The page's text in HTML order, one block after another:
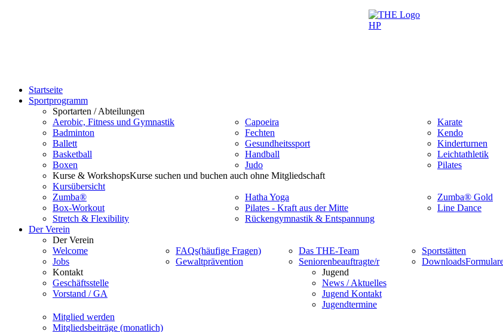
Startseite
Sportprogramm
Sportarten / Abteilungen
Aerobic, Fitness und Gymnastik
Badminton
Ballett
Basketball
Boxen
Capoeira
Fechten
Gesundheitssport
Handball
Judo
Karate
Kendo
Kinderturnen
Leichtathletik
Pilates
Kurse & WorkshopsKurse suchen und buchen auch ohne Mitgliedschaft
Kursübersicht
Zumba®
Box-Workout
Stretch & Flexibility
Hatha Yoga
Pilates - Kraft aus der Mitte
Rückengymnastik & Entspannung
Zumba® Gold
Line Dance
Der Verein
Der Verein
Welcome
FAQs(häufige Fragen) Das THE-Team Sportstätten
Jobs
Gewaltprävention Seniorenbeauftragte/r Downloads
Kontakt
Geschäftsstelle
Vorstand / GA
Jugend
News / Aktuelles
Jugend Kontakt
Jugendtermine
Mitglied werden
Mitgliedsbeiträge (monatlich)